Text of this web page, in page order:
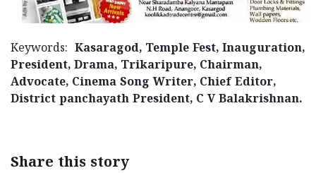
Keywords: Kasaragod, Temple Fest, Inauguration,
President, Drama, Trikaripure, Chairman,
Advocate, Cinema Song Writer, Chief Editor,
District panchayath President, C V Balakrishnan.
Share this story